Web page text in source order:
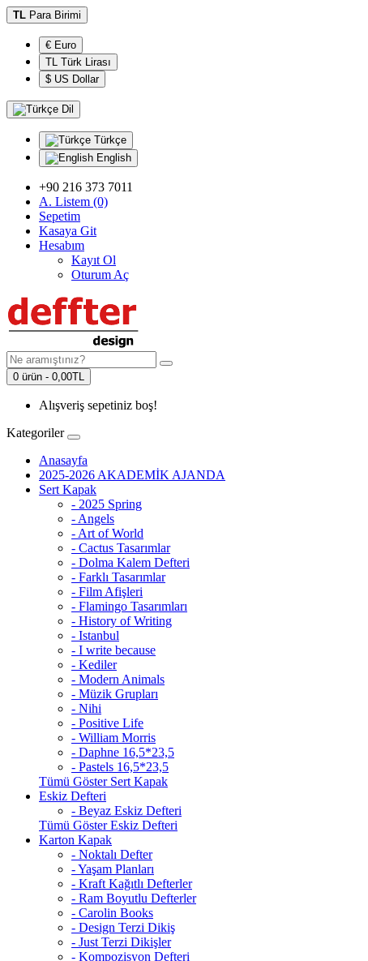
TL Para Birimi
€ Euro
TL Türk Lirası
$ US Dollar
Dil
Türkçe
English
+90 216 373 7011
A. Listem (0)
Sepetim
Kasaya Git
Hesabım
Kayıt Ol
Oturum Aç
0 ürün - 0,00TL
Alışveriş sepetiniz boş!
Kategoriler
Anasayfa
2025-2026 AKADEMİK AJANDA
Sert Kapak
- 2025 Spring
- Angels
- Art of World
- Cactus Tasarımlar
- Dolma Kalem Defteri
- Farklı Tasarımlar
- Film Afişleri
- Flamingo Tasarımları
- History of Writing
- Istanbul
- I write because
- Kediler
- Modern Animals
- Müzik Grupları
- Nihi
- Positive Life
- William Morris
- Daphne 16,5*23,5
- Pastels 16,5*23,5
Tümü Göster Sert Kapak
Eskiz Defteri
- Beyaz Eskiz Defteri
Tümü Göster Eskiz Defteri
Karton Kapak
- Noktalı Defter
- Yaşam Planları
- Kraft Kağıtlı Defterler
- Ram Boyutlu Defterler
- Carolin Books
- Design Terzi Dikiş
- Just Terzi Dikişler
- Kompozisyon Defteri